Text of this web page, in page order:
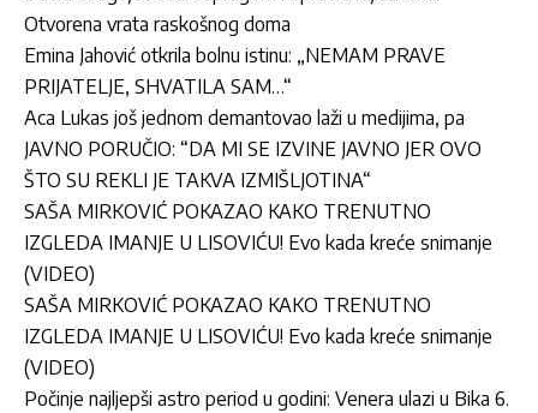
Otvorena vrata raskošnog doma
Emina Jahović otkrila bolnu istinu: „NEMAM PRAVE
PRIJATELJE, SHVATILA SAM…“
Aca Lukas još jednom demantovao laži u medijima, pa
JAVNO PORUČIO: “DA MI SE IZVINE JAVNO JER OVO
ŠTO SU REKLI JE TAKVA IZMIŠLJOTINA“
SAŠA MIRKOVIĆ POKAZAO KAKO TRENUTNO
IZGLEDA IMANJE U LISOVIĆU! Evo kada kreće snimanje
(VIDEO)
SAŠA MIRKOVIĆ POKAZAO KAKO TRENUTNO
IZGLEDA IMANJE U LISOVIĆU! Evo kada kreće snimanje
(VIDEO)
Počinje najljepši astro period u godini: Venera ulazi u Bika 6.